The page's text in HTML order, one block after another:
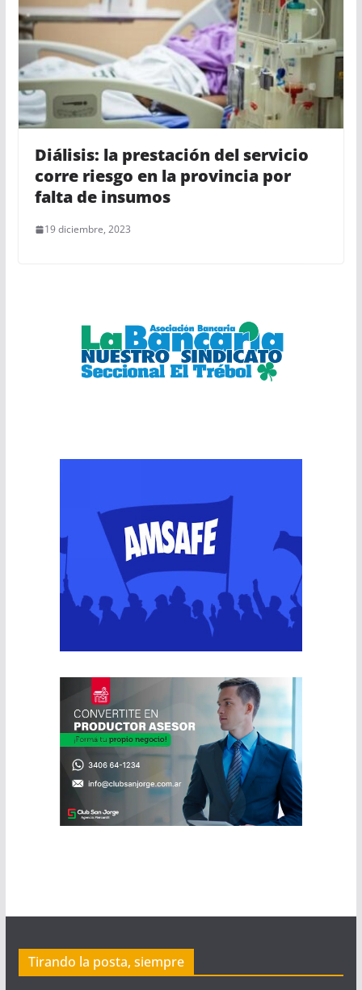
Diálisis: la prestación del servicio
corre riesgo en la provincia por
falta de insumos
19 diciembre, 2023
Tirando la posta, siempre